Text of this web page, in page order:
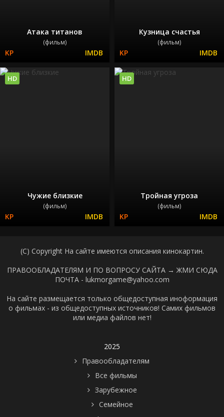
Атака титанов
(фильм)
Кузница счастья
(фильм)
Чужие близкие
(фильм)
HD
Тройная угроза
(фильм)
HD
(C) Copyright На сайте имеются описания кинокартин.
ПРАВООБЛАДАТЕЛЯМ И ПО ВОПРОСУ САЙТА → ЖМИ СЮДА
ПОЧТА - lukmorgame@yahoo.com
На сайте размещается только общедоступная иноформация
о фильмах - из общедоступных источников! Самих фильмов
или медиа файлов нет!
2025
Правообладателям
Все фильмы
Зарубежное
Семейное